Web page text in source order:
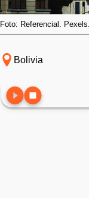
Foto: Referencial. Pexels.
Bolivia